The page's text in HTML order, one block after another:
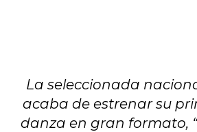
La seleccionada
acaba de estrenar su
danza en gran formato,